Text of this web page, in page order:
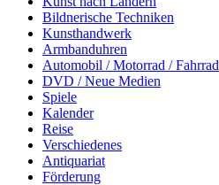
Bildnerische Techniken
Kunsthandwerk
Armbanduhren
Automobil / Motorrad / Fahrrad
DVD / Neue Medien
Spiele
Kalender
Reise
Verschiedenes
Antiquariat
Förderung